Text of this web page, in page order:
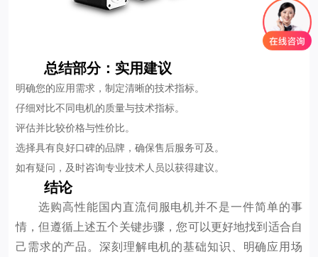
总结部分：实用建议
明确您的应用需求，制定清晰的技术指标。
仔细对比不同电机的质量与技术指标。
评估并比较价格与性价比。
选择具有良好口碑的品牌，确保售后服务可及。
如有疑问，及时咨询专业技术人员以获得建议。
结论
选购高性能国内直流伺服电机并不是一件简单的事
情，但遵循上述五个关键步骤，您可以更好地找到适合自
己需求的产品。深刻理解电机的基础知识、明确应用场